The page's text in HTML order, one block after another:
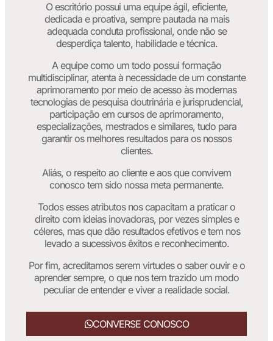
O escritório possui uma equipe ágil, eficiente,
dedicada e proativa, sempre pautada na mais
adequada conduta profissional, onde não se
desperdiça talento, habilidade e técnica.
A equipe como um todo possui formação
multidisciplinar, atenta à necessidade de um constante
aprimoramento por meio de acesso às modernas
tecnologias de pesquisa doutrinária e jurisprudencial,
participação em cursos de aprimoramento,
especializações, mestrados e similares, tudo para
garantir os melhores resultados para os nossos
clientes.
Aliás, o respeito ao cliente e aos que convivem
conosco tem sido nossa meta permanente.
Todos esses atributos nos capacitam a praticar o
direito com ideias inovadoras, por vezes simples e
céleres, mas que dão resultados efetivos e tem nos
levado a sucessivos êxitos e reconhecimento.
Por fim, acreditamos serem virtudes o saber ouvir e o
aprender sempre, o que nos tem trazido um modo
peculiar de entender e viver a realidade social.
CONVERSE CONOSCO